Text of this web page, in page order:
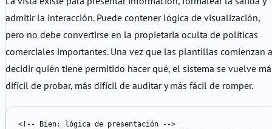
admitir la interacción. Puede contener lógica de visualización,
pero no debe convertirse en la propietaria oculta de políticas
comerciales importantes. Una vez que las plantillas comienzan a
decidir quién tiene permitido hacer qué, el sistema se vuelve
difícil de probar, más difícil de auditar y más fácil de romper.
<!-- Bien: lógica de presentación -->